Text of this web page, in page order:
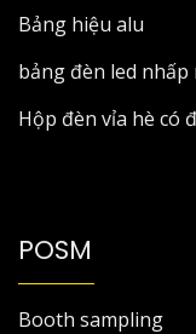
Bảng hiệu alu
bảng đèn led nhấp
Hộp đèn vỉa hè có
POSM
Booth sampling